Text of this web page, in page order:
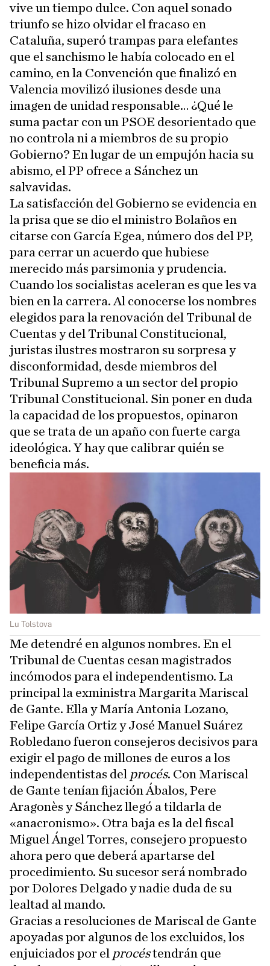
vive un tiempo dulce. Con aquel sonado
triunfo se hizo olvidar el fracaso en
Cataluña, superó trampas para elefantes
que el sanchismo le había colocado en el
camino, en la Convención que finalizó en
Valencia movilizó ilusiones desde una
imagen de unidad responsable… ¿Qué le
suma pactar con un PSOE desorientado que
no controla ni a miembros de su propio
Gobierno? En lugar de un empujón hacia su
abismo, el PP ofrece a Sánchez un
salvavidas.
La satisfacción del Gobierno se evidencia en
la prisa que se dio el ministro Bolaños en
citarse con García Egea, número dos del PP,
para cerrar un acuerdo que hubiese
merecido más parsimonia y prudencia.
Cuando los socialistas aceleran es que les va
bien en la carrera. Al conocerse los nombres
elegidos para la renovación del Tribunal de
Cuentas y del Tribunal Constitucional,
juristas ilustres mostraron su sorpresa y
disconformidad, desde miembros del
Tribunal Supremo a un sector del propio
Tribunal Constitucional. Sin poner en duda
la capacidad de los propuestos, opinaron
que se trata de un apaño con fuerte carga
ideológica. Y hay que calibrar quién se
beneficia más.
Lu Tolstova
Me detendré en algunos nombres. En el
Tribunal de Cuentas cesan magistrados
incómodos para el independentismo. La
principal la exministra Margarita Mariscal
de Gante. Ella y María Antonia Lozano,
Felipe García Ortiz y José Manuel Suárez
Robledano fueron consejeros decisivos para
exigir el pago de millones de euros a los
independentistas del procés. Con Mariscal
de Gante tenían fijación Ábalos, Pere
Aragonès y Sánchez llegó a tildarla de
«anacronismo». Otra baja es la del fiscal
Miguel Ángel Torres, consejero propuesto
ahora pero que deberá apartarse del
procedimiento. Su sucesor será nombrado
por Dolores Delgado y nadie duda de su
lealtad al mando.
Gracias a resoluciones de Mariscal de Gante
apoyadas por algunos de los excluidos, los
enjuiciados por el procéstendrán que